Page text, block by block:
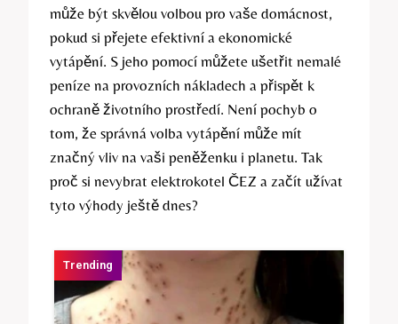
může⁤ být ‍skvělou volbou pro vaše domácnost,
pokud si ‌přejete efektivní a‍ ekonomické​
vytápění. S ⁢jeho pomocí ‌můžete ušetřit‍ nemalé
peníze na provozních ⁣nákladech a přispět k
ochraně životního prostředí. Není pochyb o​
tom,⁤ že‌ správná volba vytápění může⁤ mít
značný vliv⁣ na vaši peněženku i planetu.‍ Tak
‌proč si ​nevybrat elektrokotel ČEZ a ⁣začít užívat
tyto výhody​ ještě dnes?